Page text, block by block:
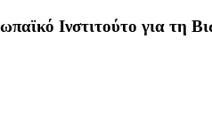
Ινστιτούτο για τη